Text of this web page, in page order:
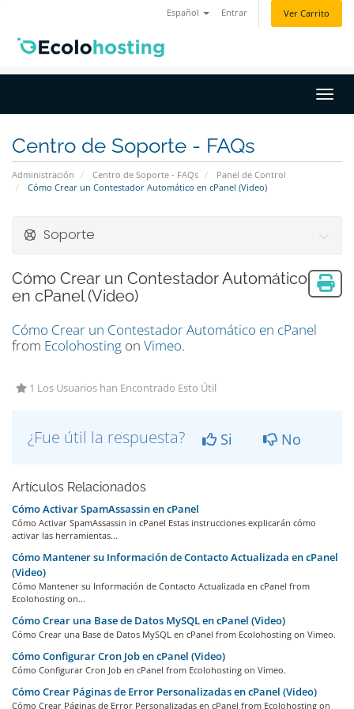
Español Entrar Ver Carrito
Centro de Soporte - FAQs
Administración Centro de Soporte - FAQs
Panel de Control
Cómo Crear un Contestador Automático en cPanel (Video)
Soporte
Cómo Crear un Contestador Automático
en cPanel (Video)
Cómo Crear un Contestador Automático en cPanel
from Ecolohosting on Vimeo.
1 Los Usuarios han Encontrado Esto Útil
¿Fue útil la respuesta? Si No
Artículos Relacionados
Cómo Activar SpamAssassin en cPanel
Cómo Activar SpamAssassin in cPanel Estas instrucciones explicarán cómo
activar las herramientas...
Cómo Mantener su Información de Contacto Actualizada en cPanel
(Video)
Cómo Mantener su Información de Contacto Actualizada en cPanel from
Ecolohosting on...
Cómo Crear una Base de Datos MySQL en cPanel (Video)
Cómo Crear una Base de Datos MySQL en cPanel from Ecolohosting on Vimeo.
Cómo Configurar Cron Job en cPanel (Video)
Cómo Configurar Cron Job en cPanel from Ecolohosting on Vimeo.
Cómo Crear Páginas de Error Personalizadas en cPanel (Video)
Cómo Crear Páginas de Error Personalizadas en cPanel from Ecolohosting on